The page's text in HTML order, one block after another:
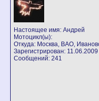
Настоящее имя: Андрей
Мотоцикл(ы):
Откуда: Москва, ВАО,
Зарегистрирован: 11.06.2009
Сообщений: 241